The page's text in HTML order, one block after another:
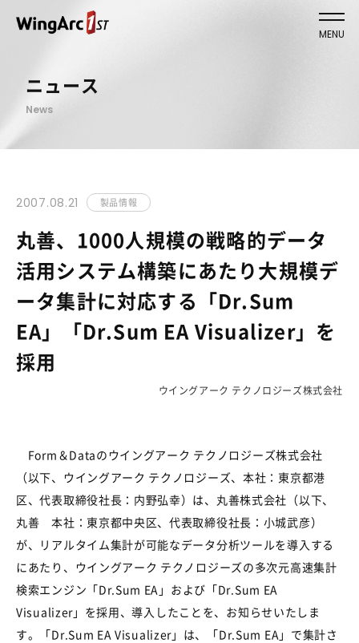
MENU
ニュース
News
2007.08.21 製品情報
丸善、1000人規模の戦略的データ
活用システム構築にあたり大規模デ
ータ集計に対応する「Dr.Sum
EA」「Dr.Sum EA Visualizer」を
採用
ウイングアーク テクノロジーズ株式会社
Form＆Dataのウイングアーク テクノロジーズ株式会社
（以下、ウイングアーク テクノロジーズ、本社：東京都港
区、代表取締役社長：内野弘幸）は、丸善株式会社（以下、
丸善 本社：東京都中央区、代表取締役社長：小城武彦）
が、リアルタイム集計が可能なデータ分析ツールを導入する
にあたり、ウイングアーク テクノロジーズの多次元高速集計
検索エンジン「Dr.Sum EA」および「Dr.Sum EA
Visualizer」を採用、導入したことを、お知らせいたしま
す。「Dr.Sum EA Visualizer」は、「Dr.Sum EA」で集計さ